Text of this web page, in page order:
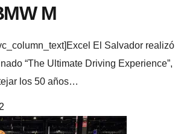
M
El Salvador realizó
“The Ultimate Driving Experience”,
los 50 años…